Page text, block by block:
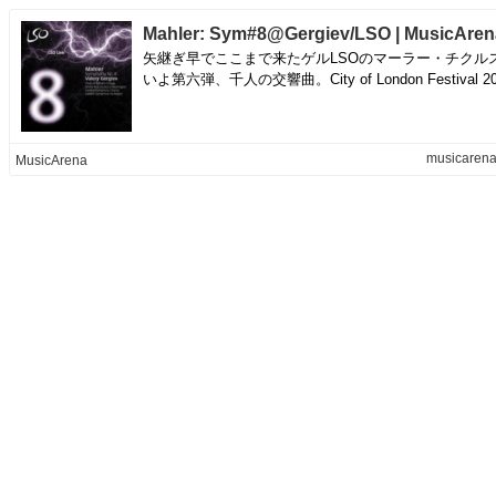
Mahler: Sym#8@Gergiev/LSO |
矢継ぎ早でここまで来たゲルLSOのマーラー・チクル
いよ第六弾、千人の交響曲。City of London Festival
MusicArena